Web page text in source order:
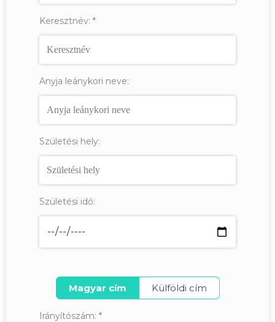
Keresztnév: *
Anyja leánykori neve:
Születési hely:
Születési idő:
Magyar cím Külföldi cím
Irányítószám: *